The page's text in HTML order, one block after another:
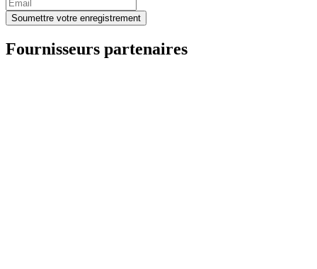
Fournisseurs partenaires